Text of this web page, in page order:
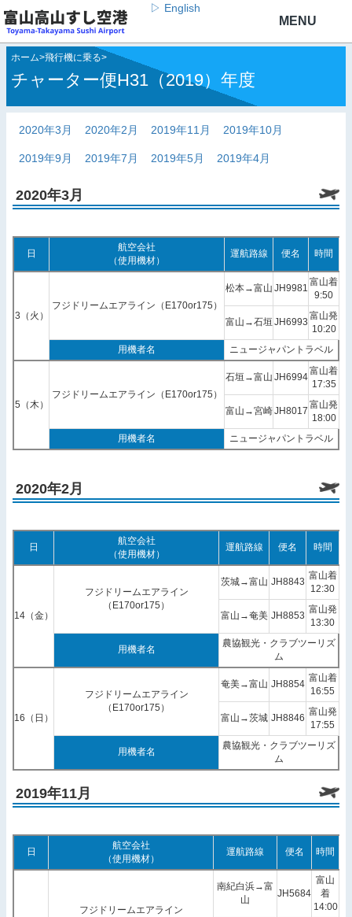
▷ English
ホーム>飛行機に乗る>
チャーター便H31（2019）年度
2020年3月 2020年2月 2019年11月 2019年10月
2019年9月 2019年7月 2019年5月 2019年4月
2020年3月
日
航空会社
（使用機材）
運航路線 便名 時間
3（火）
フジドリームエアライン（E170or175）
松本→富山 JH9981
富山着
9:50
富山→石垣 JH6993
富山発
10:20
用機者名
ニュージャパントラベル
5（木）
フジドリームエアライン（E170or175）
石垣→富山 JH6994
富山着
17:35
富山→宮崎JH8017
富山発
18:00
用機者名
ニュージャパントラベル
2020年2月
日
航空会社
（使用機材）
運航路線 便名 時間
14（金）
フジドリームエアライン
（E170or175）
茨城→富山 JH8843
富山着
12:30
富山→奄美 JH8853
富山発
13:30
用機者名
農協観光・クラブツーリズ
ム
16（日）
フジドリームエアライン
（E170or175）
奄美→富山 JH8854
富山着
16:55
富山→茨城 JH8846
富山発
17:55
用機者名
農協観光・クラブツーリズ
ム
2019年11月
日
航空会社
（使用機材）
運航路線 便名 時間
フジドリームエアライン
南紀白浜→富
山
JH5684
富山
着
14:00